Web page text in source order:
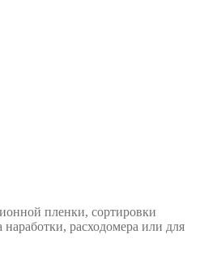
пленки, сортировки
расходомера или для